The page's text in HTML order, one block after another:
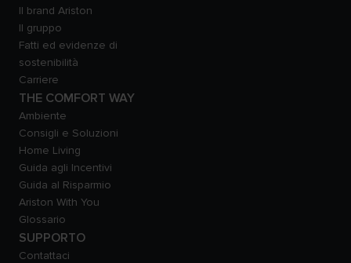
Il brand Ariston
Il gruppo
Fatti ed evidenze di
sostenibilità
Carriere
THE COMFORT WAY
Ambiente
Consigli e Soluzioni
Home Living
Guida agli Incentivi
Guida al Risparmio
Ariston With You
Glossario
SUPPORTO
Contattaci